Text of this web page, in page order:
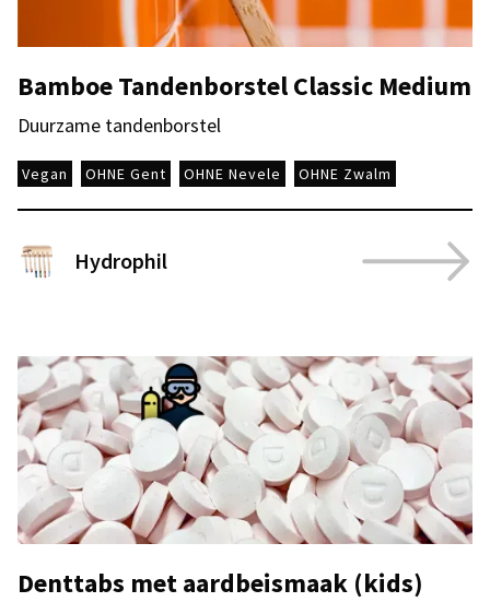
Bamboe Tandenborstel Classic Medium
Duurzame tandenborstel
Vegan OHNE Gent OHNE Nevele OHNE Zwalm
Hydrophil
Denttabs met aardbeismaak (kids)